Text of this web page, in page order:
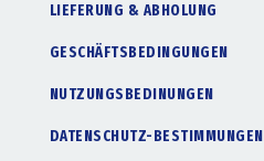
LIEFERUNG & ABHOLUNG
GESCHÄFTSBEDINGUNGEN
NUTZUNGSBEDINUNGEN
DATENSCHUTZ-BESTIMMUNGEN